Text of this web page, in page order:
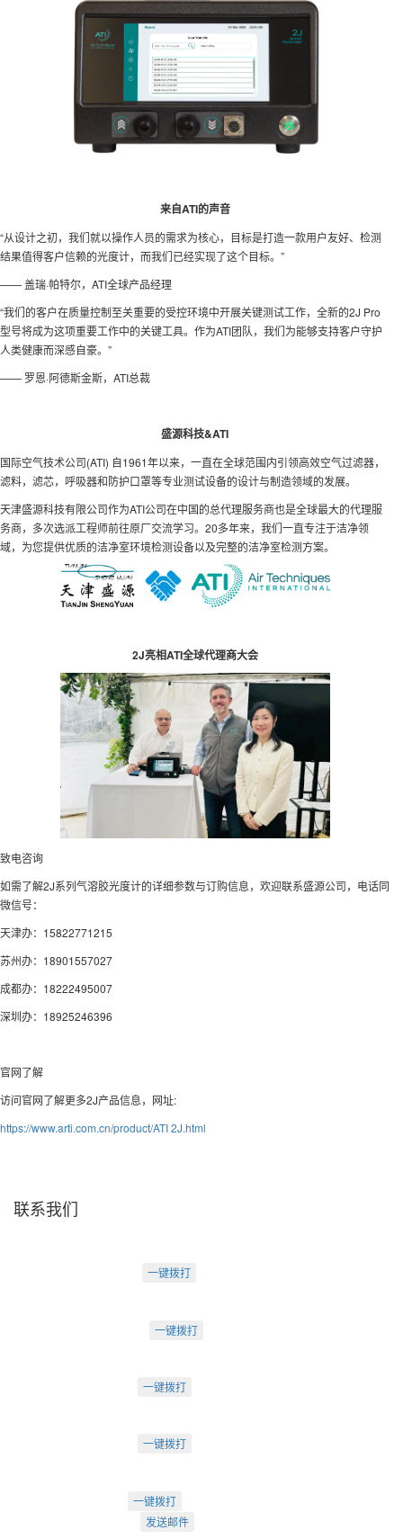
来自ATI的声音
“从设计之初，我们就以操作人员的需求为核心，目标是打造一款用户友好、检测
结果值得客户信赖的光度计，而我们已经实现了这个目标。”
—— 盖瑞·帕特尔，ATI全球产品经理
“我们的客户在质量控制至关重要的受控环境中开展关键测试工作，全新的2J Pro
型号将成为这项重要工作中的关键工具。作为ATI团队，我们为能够支持客户守护
人类健康而深感自豪。”
—— 罗恩·阿德斯金斯，ATI总裁
盛源科技&ATI
国际空气技术公司(ATI) 自1961年以来，一直在全球范围内引领高效空气过滤器，
滤料，滤芯，呼吸器和防护口罩等专业测试设备的设计与制造领域的发展。
天津盛源科技有限公司作为ATI公司在中国的总代理服务商也是全球最大的代理服
务商，多次选派工程师前往原厂交流学习。20多年来，我们一直专注于洁净领
域，为您提供优质的洁净室环境检测设备以及完整的洁净室检测方案。
2J亮相ATI全球代理商大会
致电咨询
如需了解2J系列气溶胶光度计的详细参数与订购信息，欢迎联系盛源公司，电话同
微信号：
天津办：15822771215
苏州办：18901557027
成都办：18222495007
深圳办：18925246396
官网了解
访问官网了解更多2J产品信息，网址:
https://www.arti.com.cn/product/ATI 2J.html
联系我们
一键拨打
一键拨打
一键拨打
一键拨打
一键拨打
发送邮件